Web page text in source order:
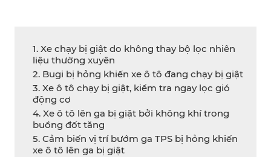
1. Xe chạy bị giật do không thay bộ lọc nhiên
liệu thường xuyên
2. Bugi bị hỏng khiến xe ô tô đang chạy bị giật
3. Xe ô tô chạy bị giật, kiểm tra ngay lọc gió
động cơ
4. Xe ô tô lên ga bị giật bởi không khí trong
buồng đốt tăng
5. Cảm biến vị trí bướm ga TPS bị hỏng khiến
xe ô tô lên ga bị giật